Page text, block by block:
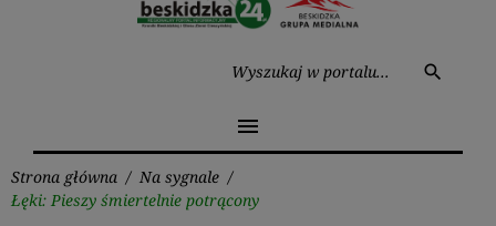
search
menu
Strona główna / Na sygnale /
Łęki: Pieszy śmiertelnie potrącony